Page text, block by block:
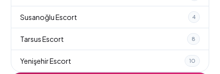
Susanoğlu Escort 4
Tarsus Escort 8
Yenişehir Escort 10